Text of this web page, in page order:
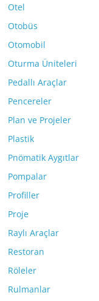
Otel
Otobüs
Otomobil
Oturma Üniteleri
Pedallı Araçlar
Pencereler
Plan ve Projeler
Plastik
Pnömatik Aygıtlar
Pompalar
Profiller
Proje
Raylı Araçlar
Restoran
Röleler
Rulmanlar